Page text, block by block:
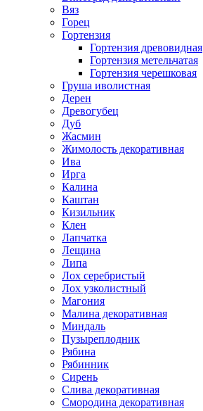
Вяз
Горец
Гортензия
Гортензия древовидная
Гортензия метельчатая
Гортензия черешковая
Груша иволистная
Дерен
Древогубец
Дуб
Жасмин
Жимолость декоративная
Ива
Ирга
Калина
Каштан
Кизильник
Клен
Лапчатка
Лещина
Липа
Лох серебристый
Лох узколистный
Магония
Малина декоративная
Миндаль
Пузыреплодник
Рябина
Рябинник
Сирень
Слива декоративная
Смородина декоративная